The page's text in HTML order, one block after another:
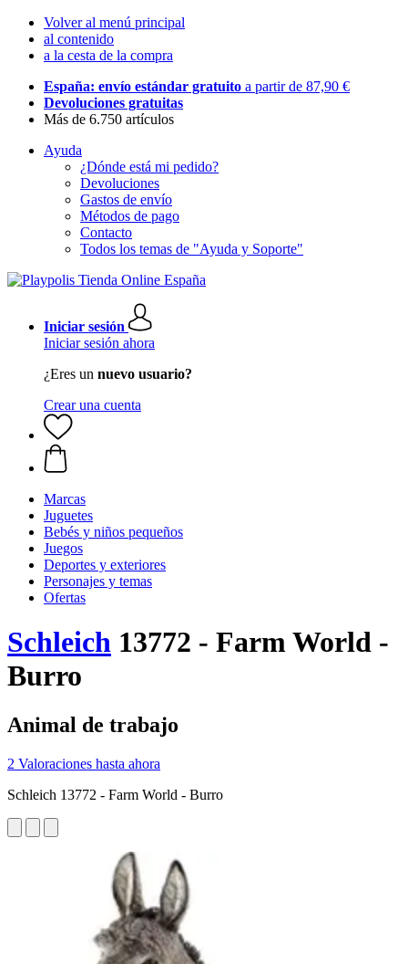
Volver al menú principal
al contenido
a la cesta de la compra
España: envío estándar gratuito a partir de 87,90 €
Devoluciones gratuitas
Más de 6.750 artículos
Ayuda
¿Dónde está mi pedido?
Devoluciones
Gastos de envío
Métodos de pago
Contacto
Todos los temas de "Ayuda y Soporte"
Iniciar sesión
Iniciar sesión ahora
¿Eres un nuevo usuario?
Crear una cuenta
Marcas
Juguetes
Bebés y niños pequeños
Juegos
Deportes y exteriores
Personajes y temas
Ofertas
Schleich 13772 - Farm World -
Burro
Animal de trabajo
2 Valoraciones hasta ahora
Schleich 13772 - Farm World - Burro